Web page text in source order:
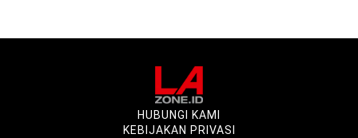
HUBUNGI KAMI
KEBIJAKAN PRIVASI